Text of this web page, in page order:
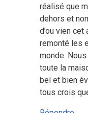
réalisé que
dehors et
d’ou vien cet
remonté les
monde.
toute la
bel et bien
tous crois